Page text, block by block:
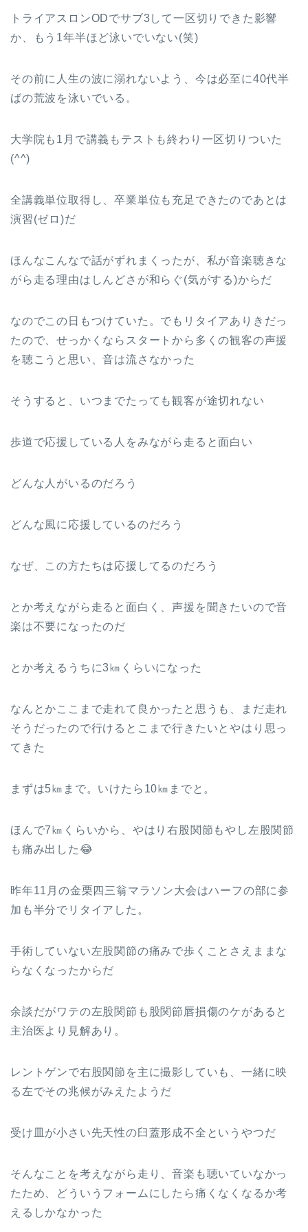
トライアスロンODでサブ3して一区切りできた影響
か、もう1年半ほど泳いでいない(笑)
その前に人生の波に溺れないよう、今は必至に40代半
ばの荒波を泳いでいる。
大学院も1月で講義もテストも終わり一区切りついた
(^^)
全講義単位取得し、卒業単位も充足できたのであとは
演習(ゼロ)だ
ほんなこんなで話がずれまくったが、私が音楽聴きな
がら走る理由はしんどさが和らぐ(気がする)からだ
なのでこの日もつけていた。でもリタイアありきだっ
たので、せっかくならスタートから多くの観客の声援
を聴こうと思い、音は流さなかった
そうすると、いつまでたっても観客が途切れない
歩道で応援している人をみながら走ると面白い
どんな人がいるのだろう
どんな風に応援しているのだろう
なぜ、この方たちは応援してるのだろう
とか考えながら走ると面白く、声援を聞きたいので音
楽は不要になったのだ
とか考えるうちに3㎞くらいになった
なんとかここまで走れて良かったと思うも、まだ走れ
そうだったので行けるとこまで行きたいとやはり思っ
てきた
まずは5㎞まで。いけたら10㎞までと。
ほんで7㎞くらいから、やはり右股関節もやし左股関節
も痛み出した😂
昨年11月の金栗四三翁マラソン大会はハーフの部に参
加も半分でリタイアした。
手術していない左股関節の痛みで歩くことさえままな
らなくなったからだ
余談だがワテの左股関節も股関節唇損傷のケがあると
主治医より見解あり。
レントゲンで右股関節を主に撮影していも、一緒に映
る左でその兆候がみえたようだ
受け皿が小さい先天性の臼蓋形成不全というやつだ
そんなことを考えながら走り、音楽も聴いていなかっ
たため、どういうフォームにしたら痛くなくなるか考
えるしかなかった